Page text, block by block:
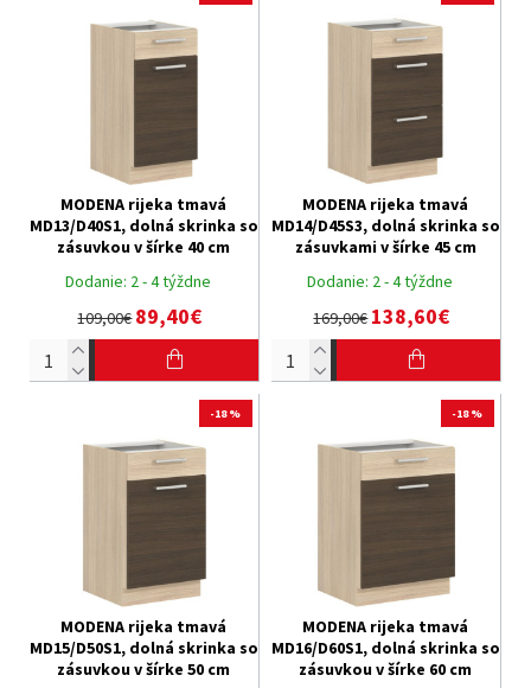
Dodanie: 2 - 4 týždne
MODENA rijeka tmavá
MD13/D40S1, dolná skrinka so
zásuvkou v šírke 40 cm
109,00€89,40€
Dodanie: 2 - 4 týždne
MODENA rijeka tmavá
MD14/D45S3, dolná skrinka so
zásuvkami v šírke 45 cm
169,00€138,60€
-18 %
MODENA rijeka tmavá
MD15/D50S1, dolná skrinka so
zásuvkou v šírke 50 cm
-18 %
MODENA rijeka tmavá
MD16/D60S1, dolná skrinka so
zásuvkou v šírke 60 cm